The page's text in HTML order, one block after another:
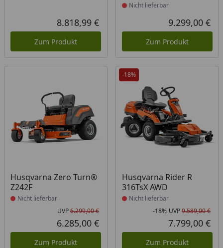
Aktueller Preis
8.818,99 €
Zum Produkt
Nicht lieferbar
9.299,00 €
Zum Produkt
Husqvarna Zero Turn®
Z242F
Produkt nicht lieferbar
Nicht lieferbar
Ursprünglicher Preis
UVP6.299,00 €
Aktueller Preis
6.285,00 €
Zum Produkt
-18%
Husqvarna Rider R
316TsX AWD
Produkt nicht lieferbar
Nicht lieferbar
-18% UVP9.589,00 €
7.799,00 €
Zum Produkt